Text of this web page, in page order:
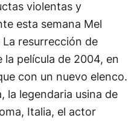
violentas y
esta semana Mel
resurrección de
película de 2004, en
con un nuevo elenco.
la legendaria usina de
Italia, el actor